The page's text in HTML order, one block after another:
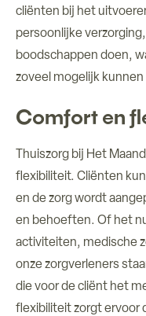
cliënten bij het
persoonlijke verzorging,
boodschappen doen,
zoveel mogelijk
Comfort en
Thuiszorg bij Het
flexibiliteit. Cliënten
en de zorg wordt
en behoeften. Of het
activiteiten, medische
onze zorgverleners
die voor de cliënt het
flexibiliteit zorgt ervoor